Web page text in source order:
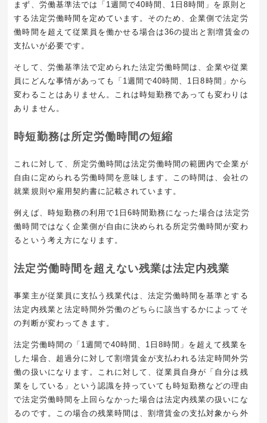
まず、労働基準法では「1週間で40時間、1日8時間」を原則と
する法定労働時間を定めています。そのため、企業側で法定労
働時間を超えて従業員を働かせる場合は36の提出と割増賃金の
支払いが必要です。
そして、労働基準法で定められた法定労働時間は、企業や従業
員にどんな事情があっても「 1週間で40時間、 1 日8時間」から
変わることはありません。これは時短勤務であっても変わりは
ありません。
時短勤務は所定労働時間の短縮
これに対して、所定労働時間は法定労働時間の範囲内で企業が
自由に定められる労働時間を意味します。この時間は、会社の
就業規則や雇用契約書に記載されています。
例えば、時短勤務の利用で1 日6時間勤務になった場合は法定労
働時間ではなく企業側が自由に決められる所定労働時間が変わ
るという考え方になります。
法定労働時間を超えない残業は法定内残業
事業主が従業員に支払う残業代は、法定労働時間を基準とする
法定内残業と法定時間外労働のどちらに該当するかによってそ
の判断が変わってきます。
法定労働時間の「 1週間で40時間、 1 日8時間」を超えて残業を
した場合、超過分に対して割増賃金が支払われる法定時間外労
働の扱いになります。これに対して、従業員自身が「自分は残
業をしている」という認識を持っていても時短勤務などの理由
で法定労働時間を上回らなかった場合は法定内残業の扱いにな
るのです。この場合の残業時間は、割増賃金の支払対象から外